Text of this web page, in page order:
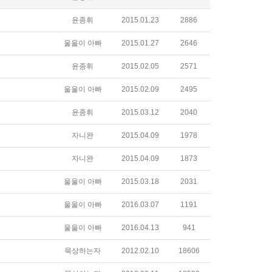
윤종휘 2015.01.23 2886
울울이 아빠 2015.01.27 2646
윤종휘 2015.02.05 2571
울울이 아빠 2015.02.09 2495
윤종휘 2015.03.12 2040
자니완 2015.04.09 1978
자니완 2015.04.09 1873
울울이 아빠 2015.03.18 2031
울울이 아빠 2016.03.07 1191
울울이 아빠 2016.04.13 941
묵상하는자 2012.02.10 18606